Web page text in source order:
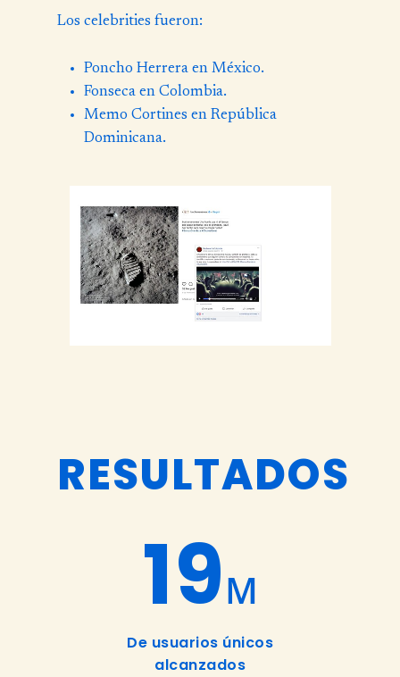
Los celebrities fueron:
Poncho Herrera en México.
Fonseca en Colombia.
Memo Cortines en República
Dominicana.
RESULTADOS
19M
De usuarios únicos
alcanzados